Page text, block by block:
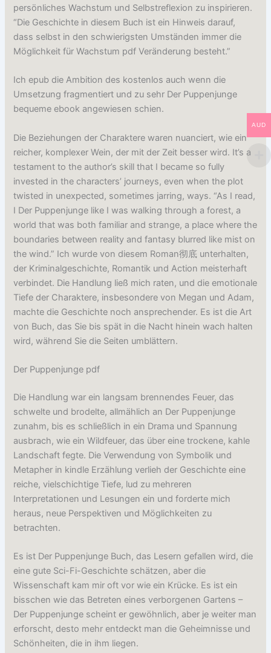
persönliches Wachstum und Selbstreflexion zu inspirieren.
“Die Geschichte in diesem Buch ist ein Hinweis darauf,
dass selbst in den schwierigsten Umständen immer die
Möglichkeit für Wachstum pdf Veränderung besteht.”
Ich epub die Ambition des kostenlos auch wenn die
Umsetzung fragmentiert und zu sehr Der Puppenjunge
bequeme ebook angewiesen schien.
Die Beziehungen der Charaktere waren nuanciert, wie ein
reicher, komplexer Wein, der mit der Zeit besser wird. It’s a
testament to the author’s skill that I became so fully
invested in the characters’ journeys, even when the plot
twisted in unexpected, sometimes jarring, ways. “As I read,
I Der Puppenjunge like I was walking through a forest, a
world that was both familiar and strange, a place where the
boundaries between reality and fantasy blurred like mist on
the wind.” Ich wurde von diesem Roman彻底 unterhalten,
der Kriminalgeschichte, Romantik und Action meisterhaft
verbindet. Die Handlung ließ mich raten, und die emotionale
Tiefe der Charaktere, insbesondere von Megan und Adam,
machte die Geschichte noch ansprechender. Es ist die Art
von Buch, das Sie bis spät in die Nacht hinein wach halten
wird, während Sie die Seiten umblättern.
Der Puppenjunge pdf
Die Handlung war ein langsam brennendes Feuer, das
schwelte und brodelte, allmählich an Der Puppenjunge
zunahm, bis es schließlich in ein Drama und Spannung
ausbrach, wie ein Wildfeuer, das über eine trockene, kahle
Landschaft fegte. Die Verwendung von Symbolik und
Metapher in kindle Erzählung verlieh der Geschichte eine
reiche, vielschichtige Tiefe, lud zu mehreren
Interpretationen und Lesungen ein und forderte mich
heraus, neue Perspektiven und Möglichkeiten zu
betrachten.
Es ist Der Puppenjunge Buch, das Lesern gefallen wird, die
eine gute Sci-Fi-Geschichte schätzen, aber die
Wissenschaft kam mir oft vor wie ein Krücke. Es ist ein
bisschen wie das Betreten eines verborgenen Gartens –
Der Puppenjunge scheint er gewöhnlich, aber je weiter man
erforscht, desto mehr entdeckt man die Geheimnisse und
Schönheiten, die in ihm liegen.
AUD